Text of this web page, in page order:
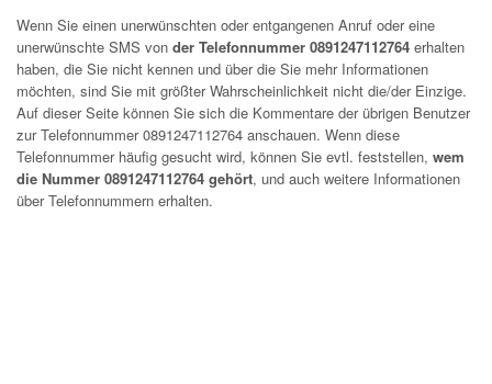
Wenn Sie einen unerwünschten oder entgangenen Anruf oder eine
unerwünschte SMS von der Telefonnummer 0891247112764 erhalten
haben, die Sie nicht kennen und über die Sie mehr Informationen
möchten, sind Sie mit größter Wahrscheinlichkeit nicht die/der Einzige.
Auf dieser Seite können Sie sich die Kommentare der übrigen Benutzer
zur Telefonnummer0891247112764 anschauen. Wenn diese
Telefonnummer häufig gesucht wird, können Sie evtl. feststellen, wem
die Nummer 0891247112764 gehört, und auch weitere Informationen
über Telefonnummern erhalten.